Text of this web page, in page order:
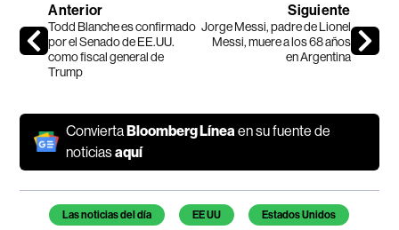
Anterior
Todd Blanche es confirmado
por el Senado de EE.UU.
como fiscal general de
Trump
Siguiente
Jorge Messi, padre de Lionel
Messi, muere a los 68 años
en Argentina
ConviertaBloomberg Línea en su fuente de
noticiasaquí
Temas de este artículo
Las noticias del día EE UU Estados Unidos